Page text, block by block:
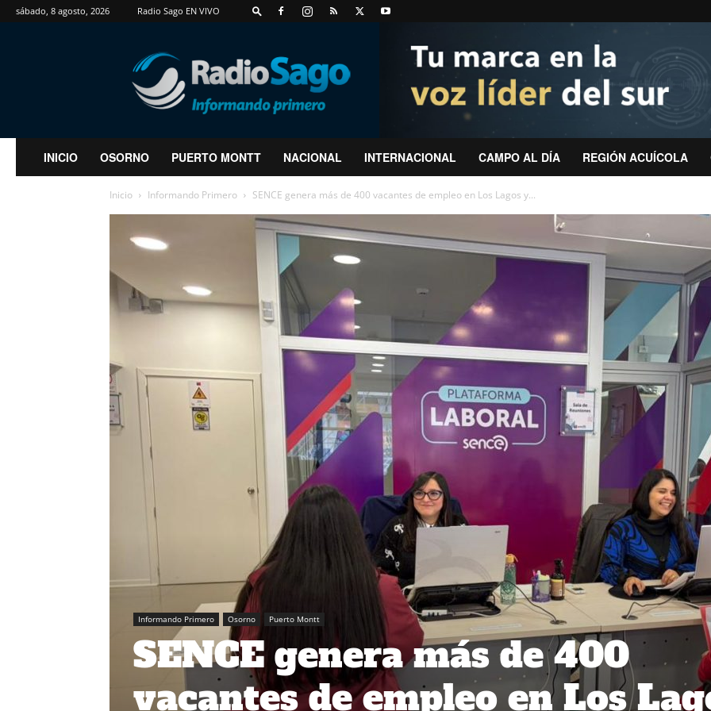
sábado, 8 agosto, 2026 Radio Sago EN VIVO
RadioSago
INICIO OSORNO PUERTO MONTT NACIONAL INTERNACIONAL CAMPO AL DÍA REGIÓN ACUÍCOLA
Inicio Informando Primero SENCE genera más de 400 vacantes de empleo en Los Lagos y...
Informando Primero Osorno Puerto Montt
SENCE genera más de 400
vacantes de empleo en Los